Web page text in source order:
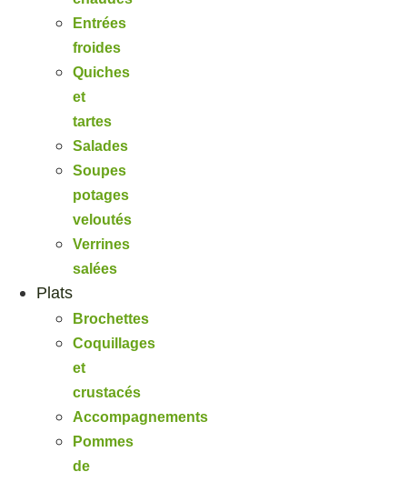
Entrées
froides
Quiches
et
tartes
Salades
Soupes
potages
veloutés
Verrines
salées
Plats
Brochettes
Coquillages
et
crustacés
Accompagnements
Pommes
de